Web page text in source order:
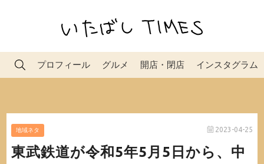
プロフィール グルメ 開店・閉店 インスタグラム
地域ネタ 2023-04-25
東武鉄道が令和5年5月5日から、中